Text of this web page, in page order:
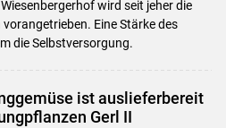
wird seit jeher die
Eine Stärke des
die Selbstversorgung.
ist auslieferbereit
Gerl II